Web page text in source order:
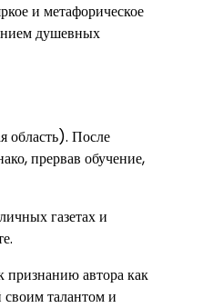
и метафорическое
душевных
область). После
прервав обучение,
газетах и
признанию автора как
талантом и